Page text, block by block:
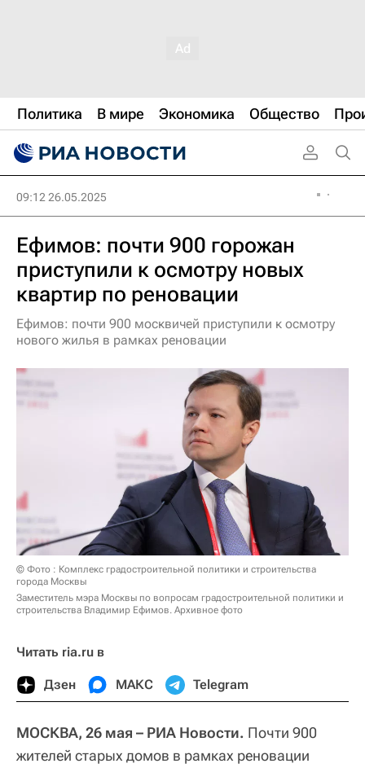
Политика В мире Экономика Общество
09:12 26.05.2025
Ефимов: почти 900 горожан
приступили к осмотру новых
квартир по реновации
Ефимов: почти 900 москвичей приступили к осмотру
нового жилья в рамках реновации
© Фото : Комплекс градостроительной политики и строительства
города Москвы
Заместитель мэра Москвы по вопросам градостроительной политики и
строительства Владимир Ефимов. Архивное фото
Читать ria.ru в
Дзен МАКС Telegram
МОСКВА, 26 мая – РИА Новости. Почти 900
жителей старых домов в рамках реновации